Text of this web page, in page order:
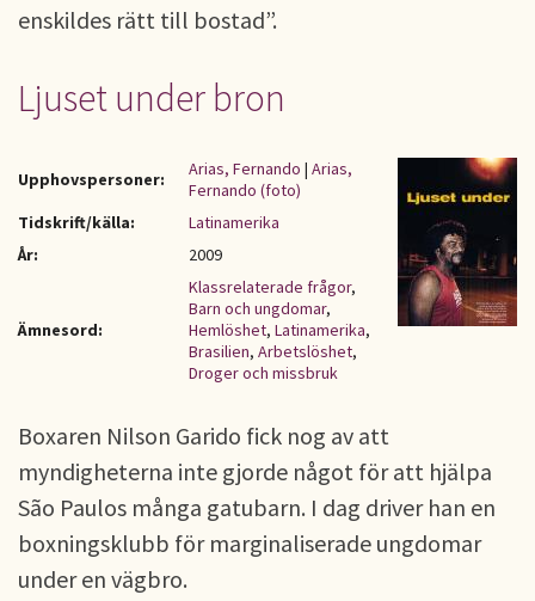
enskildes rätt till bostad”.
Ljuset under bron
Upphovspersoner: Arias, Fernando | Arias,
Fernando (foto)
Tidskrift/källa:
Latinamerika
År:
2009
Ämnesord:
Klassrelaterade frågor,
Barn och ungdomar,
Hemlöshet, Latinamerika,
Brasilien, Arbetslöshet,
Droger och missbruk
Boxaren Nilson Garido fick nog av att
myndigheterna inte gjorde något för att hjälpa
São Paulos många gatubarn. I dag driver han en
boxningsklubb för marginaliserade ungdomar
under en vägbro.